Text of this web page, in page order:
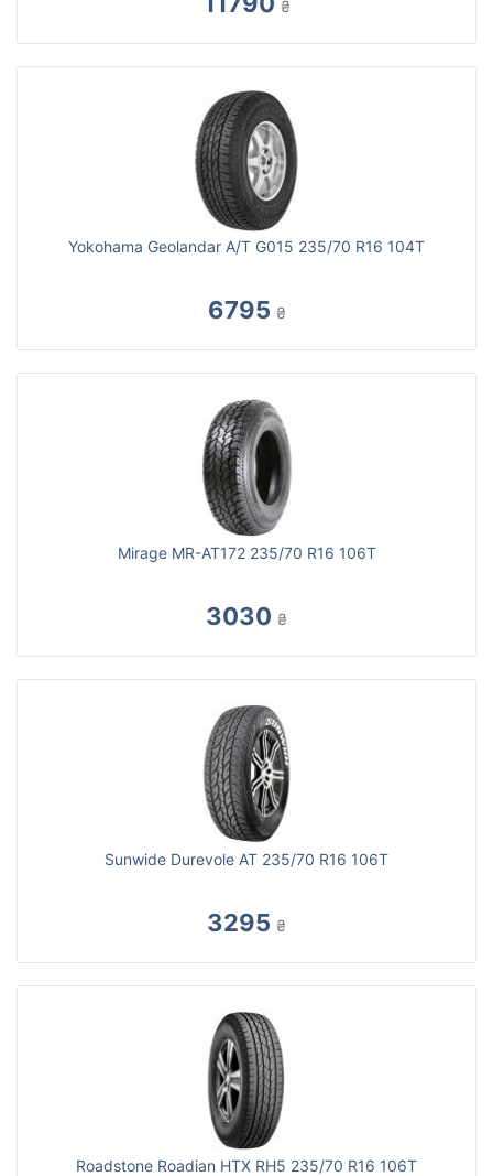
₴
Yokohama Geolandar A/T G015 235/70 R16 104T
6795 ₴
Mirage MR-AT172 235/70 R16 106T
3030 ₴
Sunwide Durevole AT 235/70 R16 106T
3295 ₴
Roadstone Roadian HTX RH5 235/70 R16 106T